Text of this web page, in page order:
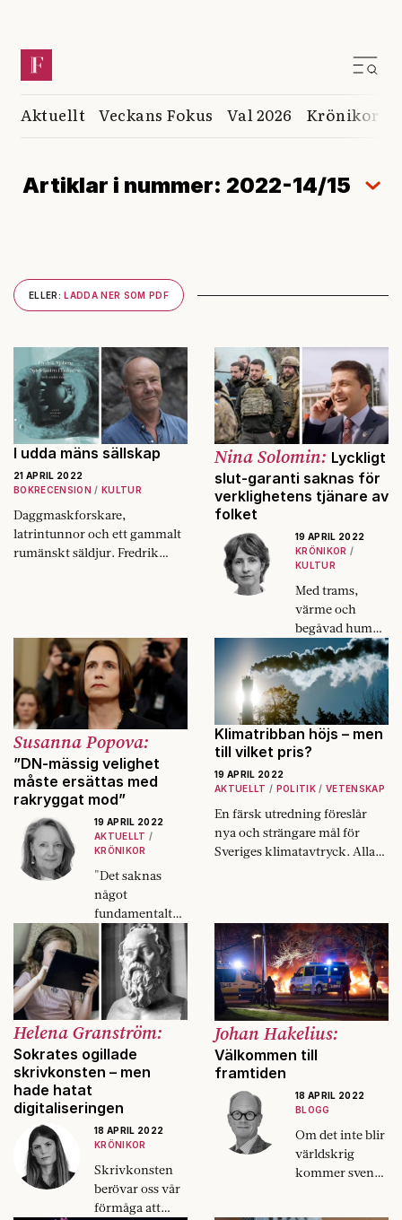
Aktuellt Veckans Fokus Val 2026 Krönikor
Artiklar i nummer: 2022-14/15
ELLER: LADDA NER SOM PDF
I udda mäns sällskap
21 APRIL 2022
BOKRECENSION
KULTUR
Daggmaskforskare,
latrintunnor och ett gammalt
rumänskt säldjur. Fredrik
Nina Solomin: Lyckligt
slut-garanti saknas för
verklighetens tjänare av
folket
19 APRIL 2022
KRÖNIKOR
KULTUR
Med trams,
värme och
begåvad humor
tog Ukrainarna
skådespelaren
och komikern
Volodymyr
Zelenskyj till
sina hjärtan.
Verkligheten
överträffa
dikten.
Susanna Popova:
”DN-mässig velighet
måste ersättas med
rakryggat mod”
19 APRIL 2022
AKTUELLT
KRÖNIKOR
"Det saknas
något
fundamentalt
hos stora delar
av den svenska
eliten, och det
är instinkten att
säga vad man
tycker. Snyggt
och prydligt,
och precis vad
man tycker."
Klimatribban höjs – men
till vilket pris?
19 APRIL 2022
AKTUELLT
POLITIK VETENSKAP
En färsk utredning föreslår
nya och strängare mål för
Sveriges klimatavtryck. Alla
som satt med som expert i
utredningen, beskriver
bakgrunden.
Helena Granström:
Sokrates ogillade
skrivkonsten – men
hade hatat
digitaliseringen
18 APRIL 2022
KRÖNIKOR
Skrivkonsten
berövar oss vår
förmåga att
Johan Hakelius:
Välkommen till
framtiden
18 APRIL 2022
BLOGG
Om det inte blir
världskrig
kommer svensk